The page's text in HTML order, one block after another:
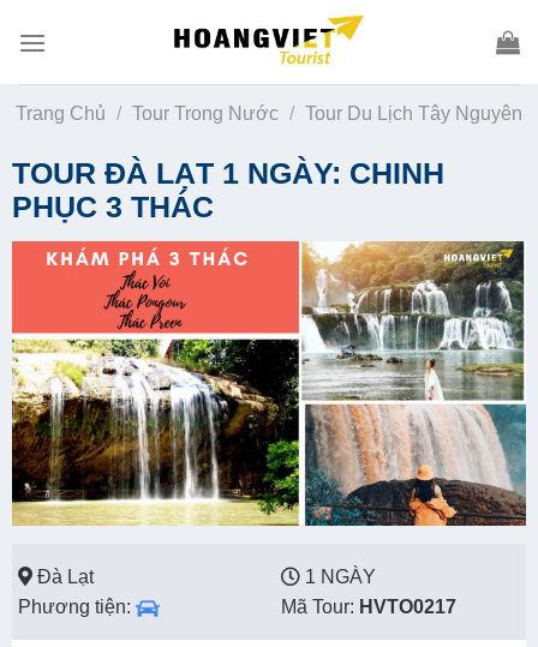
Trang Chủ
/ Tour Trong Nước / Tour Du Lịch Tây Nguyên
TOUR ĐÀ LẠT 1 NGÀY: CHINH
PHỤC 3 THÁC
Đà Lạt
1 NGÀY
Phương tiện:
Mã Tour: HVTO0217